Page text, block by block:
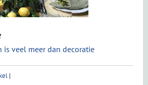
is veel meer dan decoratie
|